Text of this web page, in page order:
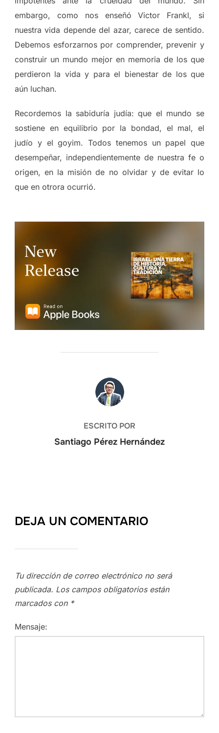
embargo, como nos enseñó Victor Frankl, si
nuestra vida depende del azar, carece de sentido.
Debemos esforzarnos por comprender, prevenir y
construir un mundo mejor en memoria de los que
perdieron la vida y para el bienestar de los que
aún luchan.
Recordemos la sabiduría judía: que el mundo se
sostiene en equilibrio por la bondad, el mal, el
judío y el goyim. Todos tenemos un papel que
desempeñar, independientemente de nuestra fe o
origen, en la misión de no olvidar y de evitar lo
que en otrora ocurrió.
AUTOR DE LA ENTRADA
ESCRITO POR
Santiago Pérez Hernández
DEJA UN COMENTARIO
Tu dirección de correo electrónico no será
publicada. Los campos obligatorios están
marcados con *
Mensaje: